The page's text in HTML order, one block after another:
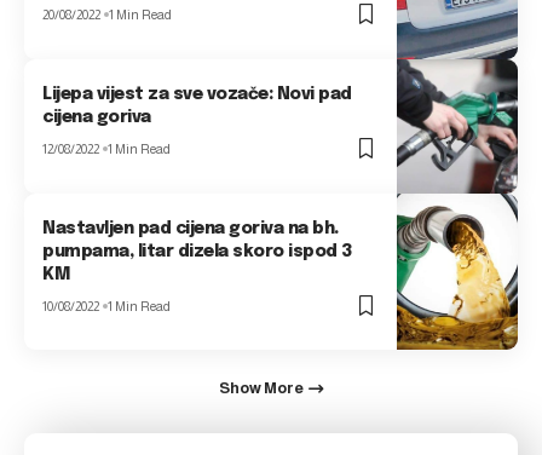
20/08/2022 1 Min Read
Lijepa vijest za sve vozače: Novi pad
cijena goriva
12/08/2022 1 Min Read
Nastavljen pad cijena goriva na bh.
pumpama, litar dizela skoro ispod 3
KM
10/08/2022 1 Min Read
Show More